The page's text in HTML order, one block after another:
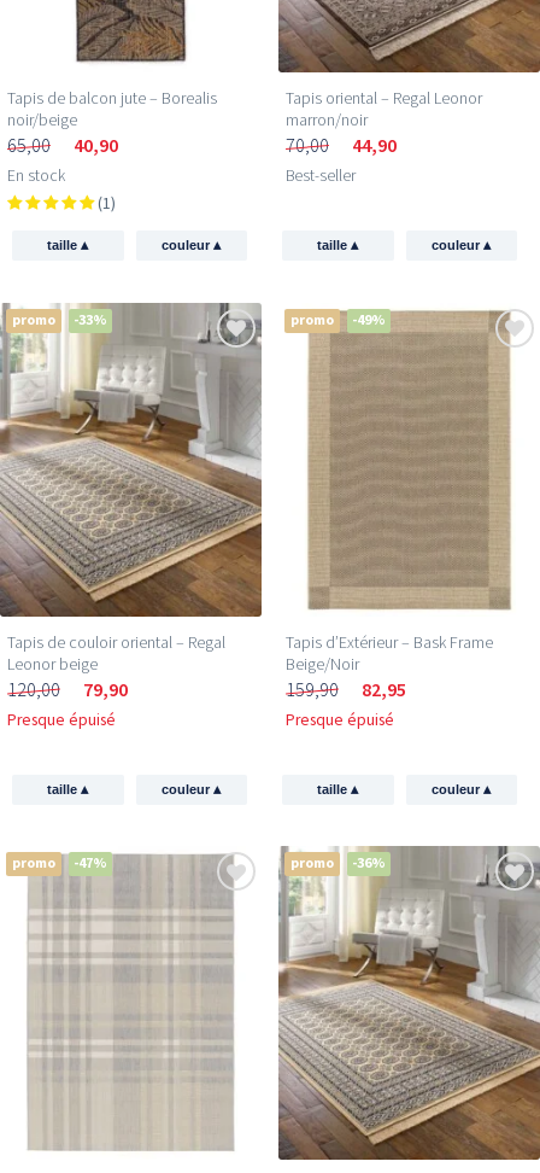
Tapis de balcon jute – Borealis
noir/beige
65,00 40,90
En stock
(1)
taille▴ couleur▴
Tapis oriental – Regal Leonor
marron/noir
70,00 44,90
Best-seller
taille▴ couleur▴
promo -33%
Tapis de couloir oriental – Regal
Leonor beige
120,00 79,90
Presque épuisé
taille▴ couleur▴
promo -49%
Tapis d’Extérieur – Bask Frame
Beige/Noir
159,90 82,95
Presque épuisé
taille▴ couleur▴
promo -47% promo -36%